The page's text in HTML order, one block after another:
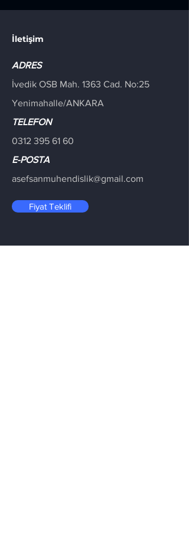
İletişim
ADRES
İvedik OSB Mah. 1363 Cad. No:25
Yenimahalle/ANKARA
TELEFON
0312 395 61 60
E-POSTA
asefsanmuhendislik@gmail.com
Fiyat Teklifi